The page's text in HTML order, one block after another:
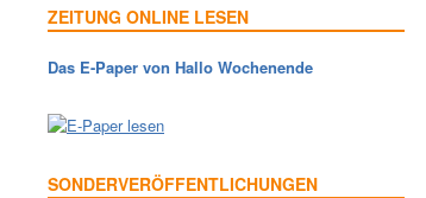
ZEITUNG ONLINE LESEN
Das E-Paper von Hallo Wochenende
SONDERVERÖFFENTLICHUNGEN